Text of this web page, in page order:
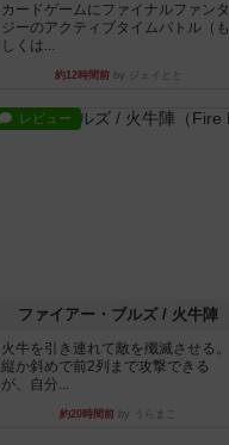
カードゲームにファイナルファンタ
ジーのアクティブタイムバトル（も
しくは...
約12時間前by ジェイとと
レビュー
ファイアー・ブルズ / 火牛陣
火牛を引き連れて敵を殲滅させる。
縦か斜めで前2列まで攻撃できる
が、自分...
約20時間前 by うらまこ